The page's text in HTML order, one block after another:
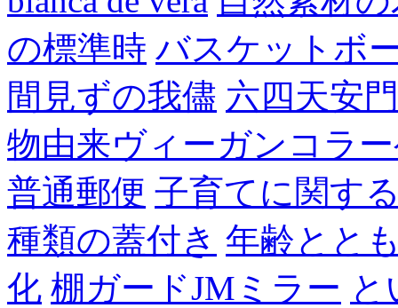
の標準時 バスケットボ
間見ずの我儘 六四天安門
物由来ヴィーガンコラ
普通郵便 子育てに関す
種類の蓋付き 年齢とと
化 棚ガードJMミラー